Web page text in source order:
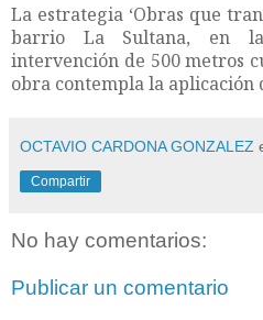
La estrategia ‘Obras que
barrio La Sultana, en
intervención de 500 metros
obra contempla la aplicación
OCTAVIO CARDONA GONZALEZ
Compartir
No hay comentarios:
Publicar un comentario